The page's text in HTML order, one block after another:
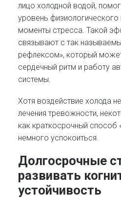
лицо холодной водой,
уровень
моменты стресса. Такой
связывают с так
рефлексом», который
сердечный ритм и работу
системы.
Хотя воздействие холода
лечения тревожности,
как краткосрочный способ
немного успокоиться.
Долгосрочные
развивать
устойчивость